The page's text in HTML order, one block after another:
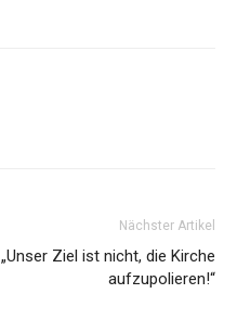
Nächster Artikel
„Unser Ziel ist nicht, die Kirche
aufzupolieren!“